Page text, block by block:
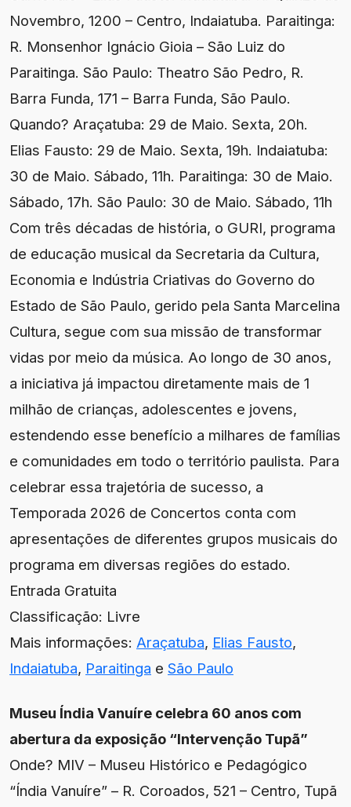
Novembro, 1200 – Centro, Indaiatuba. Paraitinga:
R. Monsenhor Ignácio Gioia – São Luiz do
Paraitinga. São Paulo: Theatro São Pedro, R.
Barra Funda, 171 – Barra Funda, São Paulo.
Quando? Araçatuba: 29 de Maio. Sexta, 20h.
Elias Fausto: 29 de Maio. Sexta, 19h. Indaiatuba:
30 de Maio. Sábado, 11h. Paraitinga: 30 de Maio.
Sábado, 17h. São Paulo: 30 de Maio. Sábado, 11h
Com três décadas de história, o GURI, programa
de educação musical da Secretaria da Cultura,
Economia e Indústria Criativas do Governo do
Estado de São Paulo, gerido pela Santa Marcelina
Cultura, segue com sua missão de transformar
vidas por meio da música. Ao longo de 30 anos,
a iniciativa já impactou diretamente mais de 1
milhão de crianças, adolescentes e jovens,
estendendo esse benefício a milhares de famílias
e comunidades em todo o território paulista. Para
celebrar essa trajetória de sucesso, a
Temporada 2026 de Concertos conta com
apresentações de diferentes grupos musicais do
programa em diversas regiões do estado.
Entrada Gratuita
Classificação: Livre
Mais informações: Araçatuba, Elias Fausto,
Indaiatuba, Paraitinga e São Paulo
Museu Índia Vanuíre celebra 60 anos com
abertura da exposição “Intervenção Tupã”
Onde? MIV – Museu Histórico e Pedagógico
“Índia Vanuíre” – R. Coroados, 521 – Centro, Tupã